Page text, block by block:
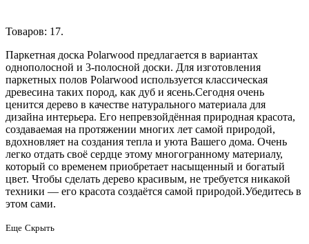
Товаров: 17.
Паркетная доска Polarwood предлагается в вариантах
однополосной и 3-полосной доски. Для изготовления
паркетных полов Polarwood используется классическая
древесина таких пород, как дуб и ясень.Сегодня очень
ценится дерево в качестве натурального материала для
дизайна интерьера. Его непревзойдённая природная красота,
создаваемая на протяжении многих лет самой природой,
вдохновляет на создания тепла и уюта Вашего дома. Очень
легко отдать своё сердце этому многогранному материалу,
который со временем приобретает насыщенный и богатый
цвет. Чтобы сделать дерево красивым, не требуется никакой
техники — его красота создаётся самой природой.Убедитесь в
этом сами.
Еще Скрыть